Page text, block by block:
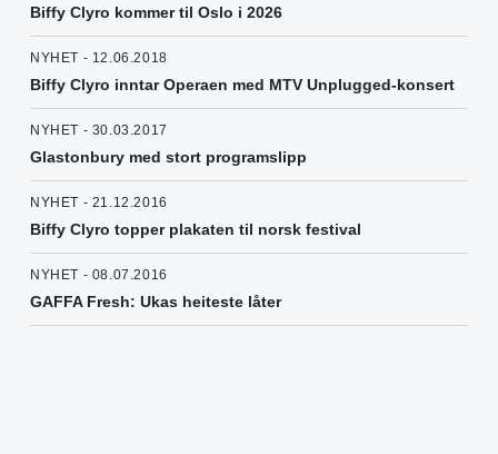
Biffy Clyro kommer til Oslo i 2026
NYHET - 12.06.2018
Biffy Clyro inntar Operaen med MTV Unplugged-konsert
NYHET - 30.03.2017
Glastonbury med stort programslipp
NYHET - 21.12.2016
Biffy Clyro topper plakaten til norsk festival
NYHET - 08.07.2016
GAFFA Fresh: Ukas heiteste låter